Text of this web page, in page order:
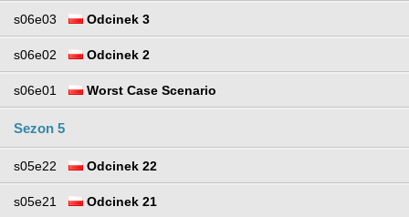
s06e03 Odcinek 3
s06e02 Odcinek 2
s06e01 Worst Case Scenario
Sezon 5
s05e22 Odcinek 22
s05e21 Odcinek 21